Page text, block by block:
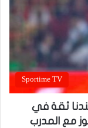
Sportime TV
ثقة في
مع المدرب